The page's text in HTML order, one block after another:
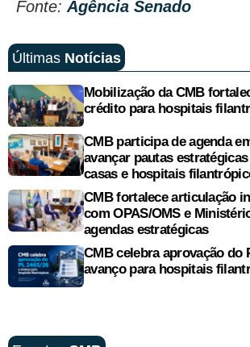
Fonte: Agência Senado
Últimas Notícias
Mobilização da CMB
crédito para hospitais
CMB participa de agenda
avançar pautas
casas e hospitais
CMB fortalece articulação
com OPAS/OMS e
agendas estratégicas
CMB celebra aprovação do
avanço para hospitais